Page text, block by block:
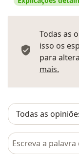
Todas as
isso os
para
mais.
Pesquisar em